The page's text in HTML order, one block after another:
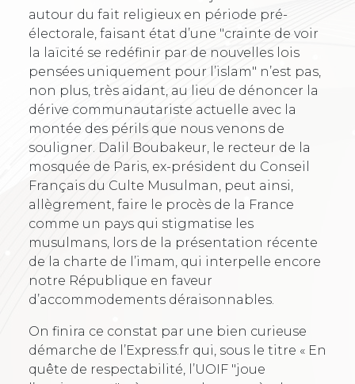
autour du fait religieux en période pré-
électorale, faisant état d’une "crainte de voir
la laïcité se redéfinir par de nouvelles lois
pensées uniquement pour l’islam" n’est pas,
non plus, très aidant, au lieu de dénoncer la
dérive communautariste actuelle avec la
montée des périls que nous venons de
souligner. Dalil Boubakeur, le recteur de la
mosquée de Paris, ex-président du Conseil
Français du Culte Musulman, peut ainsi,
allègrement, faire le procès de la France
comme un pays qui stigmatise les
musulmans, lors de la présentation récente
de la charte de l’imam, qui interpelle encore
notre République en faveur
d’accommodements déraisonnables.
On finira ce constat par une bien curieuse
démarche de l’Express.fr qui, sous le titre « En
quête de respectabilité, l’UOIF "joue